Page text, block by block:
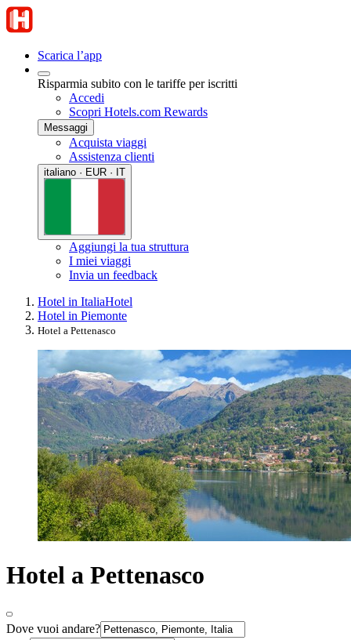
Scarica l’app
Risparmia subito con le tariffe per iscritti
Accedi
Scopri Hotels.com Rewards
Messaggi
Acquista viaggi
Assistenza clienti
italiano · EUR · IT
Aggiungi la tua struttura
I miei viaggi
Invia un feedback
Hotel in ItaliaHotel
Hotel in Piemonte
Hotel a Pettenasco
Hotel a Pettenasco
Dove vuoi andare?